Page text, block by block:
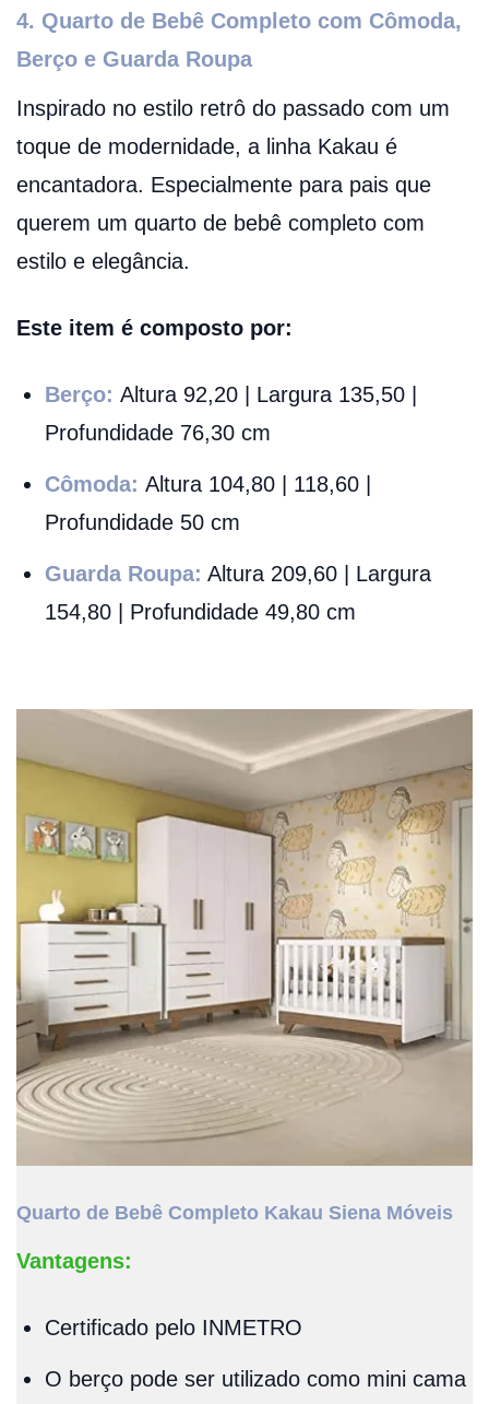
4. Quarto de Bebê Completo com Cômoda,
Berço e Guarda Roupa
Inspirado no estilo retrô do passado com um
toque de modernidade, a linha Kakau é
encantadora. Especialmente para pais que
querem um quarto de bebê completo com
estilo e elegância.
Este item é composto por:
Berço: Altura 92,20 | Largura 135,50 |
Profundidade 76,30 cm
Cômoda: Altura 104,80 | 118,60 |
Profundidade 50 cm
Guarda Roupa: Altura 209,60 | Largura
154,80 | Profundidade 49,80 cm
Quarto de Bebê Completo Kakau Siena Móveis
Vantagens:
Certificado pelo INMETRO
O berço pode ser utilizado como mini cama